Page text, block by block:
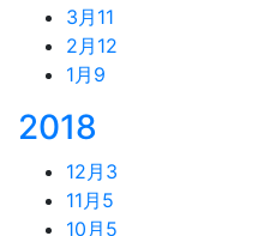
3月 11
2月 12
1月 9
2018
12月 3
11月 5
10月 5